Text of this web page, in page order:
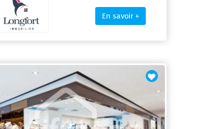
En savoir +